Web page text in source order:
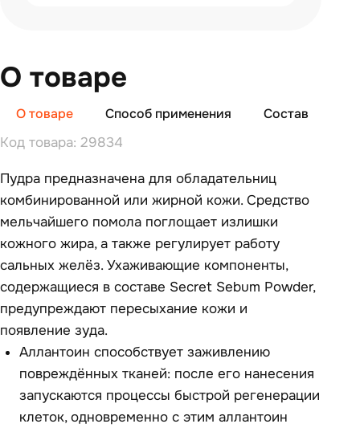
О товаре
О товаре Способ применения Состав
Код товара: 29834
Пудра предназначена для обладательниц
комбинированной или жирной кожи. Средство
мельчайшего помола поглощает излишки
кожного жира, а также регулирует работу
сальных желёз. Ухаживающие компоненты,
содержащиеся в составе Secret Sebum Powder,
предупреждают пересыхание кожи и
появление зуда.
Аллантоин способствует заживлению
повреждённых тканей: после его нанесения
запускаются процессы быстрой регенерации
клеток, одновременно с этим аллантоин